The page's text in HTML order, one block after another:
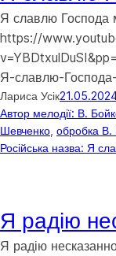
Я славлю Господа
https://
Я-славлю-
Лариса Усік
Автор мелодії: В.
Шевченко обробка В.
Російська назва: Я
Я радію
Я радію